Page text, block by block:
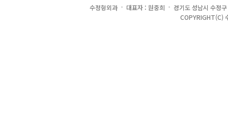
수정형외과 · 대표자 : 원중희 · 경기도 성남시 수정
COPYRIGHT(C)